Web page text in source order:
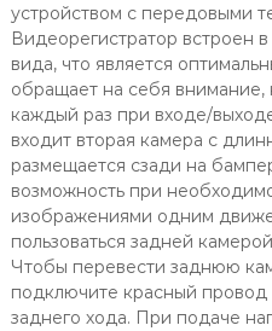
устройством с передовыми
Видеорегистратор встроен
вида, что является
обращает на себя внимание,
каждый раз при входе/
входит вторая камера с
размещается сзади на
возможность при
изображениями одним
пользоваться задней
Чтобы перевести заднюю
подключите красный
заднего хода. При подаче